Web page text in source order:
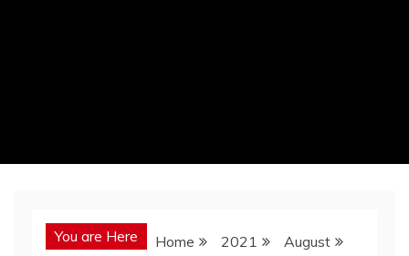
You are Here Home 2021
August